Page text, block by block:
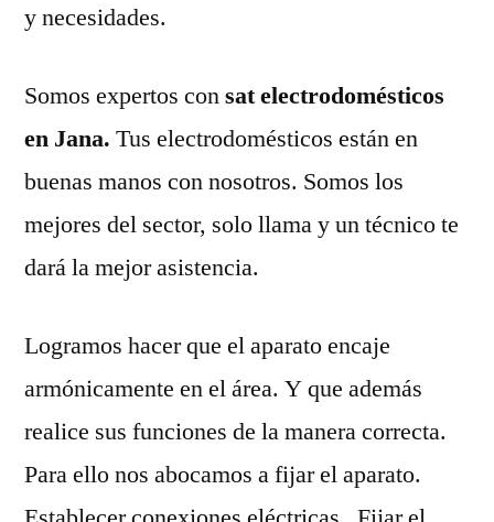
y necesidades.
Somos expertos consat electrodomésticos
en Jana. Tus electrodomésticos están en
buenas manos con nosotros. Somos los
mejores del sector, solo llama y un técnico te
dará la mejor asistencia.
Logramos hacer que el aparato encaje
armónicamente en el área. Y que además
realice sus funciones de la manera correcta.
Para ello nos abocamos a fijar el aparato.